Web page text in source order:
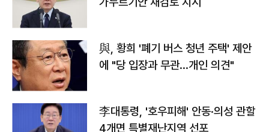
與, 황희 '폐기 버스 청년 주택' 제안
에 "당 입장과 무관…개인 의견"
李대통령, '호우피해' 안동·의성 관할
4개면 특별재난지역 선포